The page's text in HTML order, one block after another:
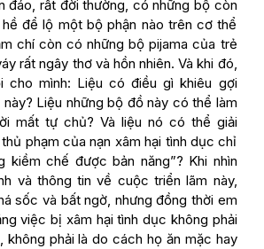
đáo, rất đời thường, có những bộ còn
để lộ một bộ phận nào trên cơ thể
chí còn có những bộ pijama của trẻ
rất ngây thơ và hồn nhiên. Và khi đó,
cho mình: Liệu có điều gì khiêu gợi
Liệu những bộ đồ này có thể làm
mất tự chủ? Và liệu nó có thể giải
phạm của nạn xâm hại tình dục chỉ
kiềm chế được bản năng”? Khi nhìn
và thông tin về cuộc triển lãm này,
sốc và bất ngờ, nhưng đồng thời em
việc bị xâm hại tình dục không phải
không phải là do cách họ ăn mặc hay